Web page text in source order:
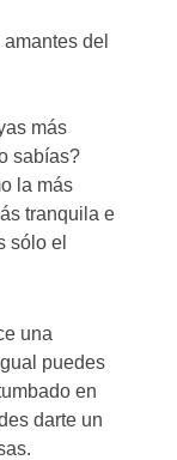
del
más
sabías?
la más
tranquila e
sólo el
una
puedes
en
darte un